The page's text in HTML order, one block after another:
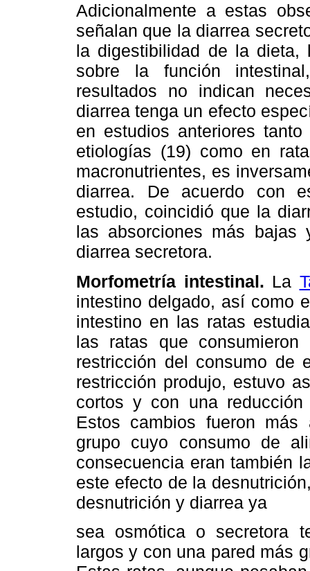
Adicionalmente a estas
señalan que la diarrea
la digestibilidad de la
sobre la función
resultados no indican
diarrea tenga un efecto
en estudios anteriores
etiologías (19) como en
macronutrientes, es
diarrea. De acuerdo con
estudio, coincidió que la
las absorciones más
diarrea secretora.
Morfometría intestinal. La
intestino delgado, así como
intestino en las ratas
las ratas que
restricción del consumo de
restricción produjo, estuvo
cortos y con una
Estos cambios fueron
grupo cuyo consumo de
consecuencia eran también
este efecto de la
desnutrición y diarrea ya
sea osmótica o secretora
largos y con una pared más